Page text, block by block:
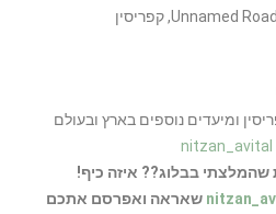
ומיעדים נוספים בארץ ובעולם
nitzan_avital
בבלוג?? איזה כיף!
שאראה ואפרסם אתכם